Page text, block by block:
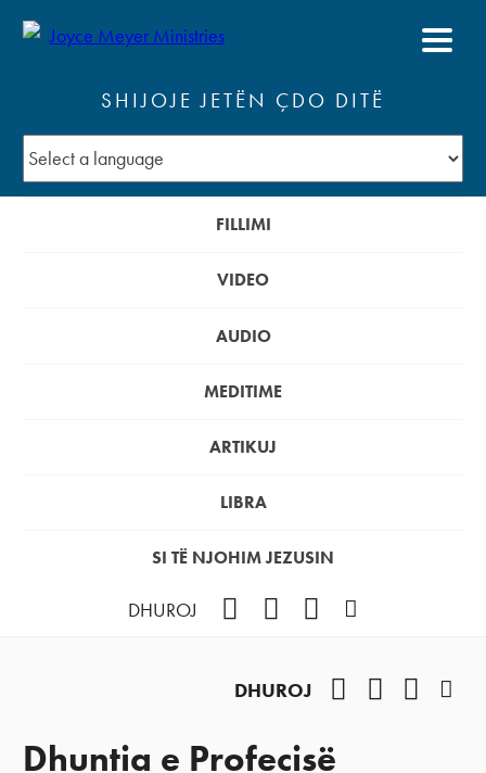
SHIJOJE JETËN ÇDO DITË
FILLIMI
VIDEO
AUDIO
MEDITIME
ARTIKUJ
LIBRA
SI TË NJOHIM JEZUSIN
DHUROJ Instagram
DHUROJ YouTube
Dhuntia e Profecisë